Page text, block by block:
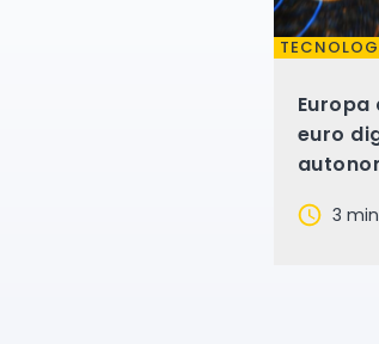
euro
3